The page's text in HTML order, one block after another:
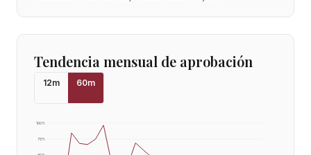
Tendencia mensual de aprobación
12m 60m
75%
100%